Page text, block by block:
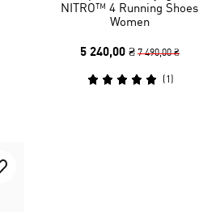
NITRO™ 4 Running Shoes
Women
5 240,00 ₴ 7 490,00 ₴
(1 )